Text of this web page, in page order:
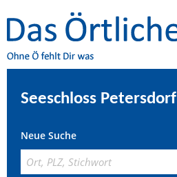
Seeschloss Petersdorf
Neue Suche